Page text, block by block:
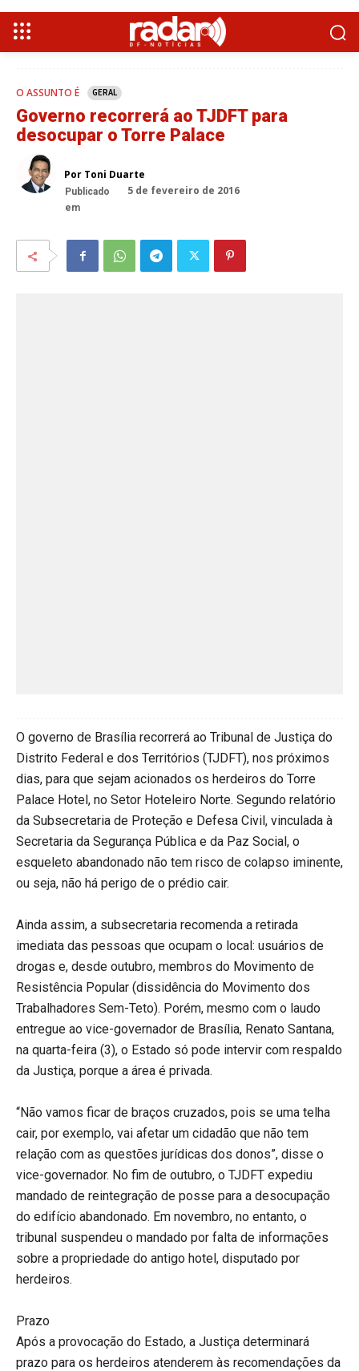
O ASSUNTO É GERAL
Governo recorrerá ao TJDFT para
desocupar o Torre Palace
Por Toni Duarte
Publicado
em
5 de fevereiro de 2016
O governo de Brasília recorrerá ao Tribunal de Justiça do
Distrito Federal e dos Territórios (TJDFT), nos próximos
dias, para que sejam acionados os herdeiros do Torre
Palace Hotel, no Setor Hoteleiro Norte. Segundo relatório
da Subsecretaria de Proteção e Defesa Civil, vinculada à
Secretaria da Segurança Pública e da Paz Social, o
esqueleto abandonado não tem risco de colapso iminente,
ou seja, não há perigo de o prédio cair.
Ainda assim, a subsecretaria recomenda a retirada
imediata das pessoas que ocupam o local: usuários de
drogas e, desde outubro, membros do Movimento de
Resistência Popular (dissidência do Movimento dos
Trabalhadores Sem-Teto). Porém, mesmo com o laudo
entregue ao vice-governador de Brasília, Renato Santana,
na quarta-feira (3), o Estado só pode intervir com respaldo
da Justiça, porque a área é privada.
“Não vamos ficar de braços cruzados, pois se uma telha
cair, por exemplo, vai afetar um cidadão que não tem
relação com as questões jurídicas dos donos”, disse o
vice-governador. No fim de outubro, o TJDFT expediu
mandado de reintegração de posse para a desocupação
do edifício abandonado. Em novembro, no entanto, o
tribunal suspendeu o mandado por falta de informações
sobre a propriedade do antigo hotel, disputado por
herdeiros.
Prazo
Após a provocação do Estado, a Justiça determinará
prazo para os herdeiros atenderem às recomendações da